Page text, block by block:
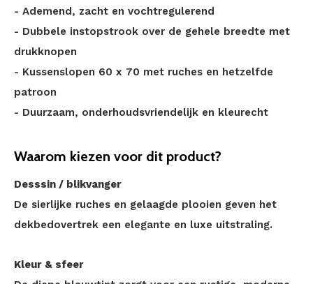
- Ademend, zacht en vochtregulerend
- Dubbele instopstrook over de gehele breedte met
drukknopen
- Kussenslopen 60 x 70 met ruches en hetzelfde
patroon
- Duurzaam, onderhoudsvriendelijk en kleurecht
Waarom kiezen voor dit product?
Desssin / blikvanger
De sierlijke ruches en gelaagde plooien geven het
dekbedovertrek een elegante en luxe uitstraling.
Kleur & sfeer